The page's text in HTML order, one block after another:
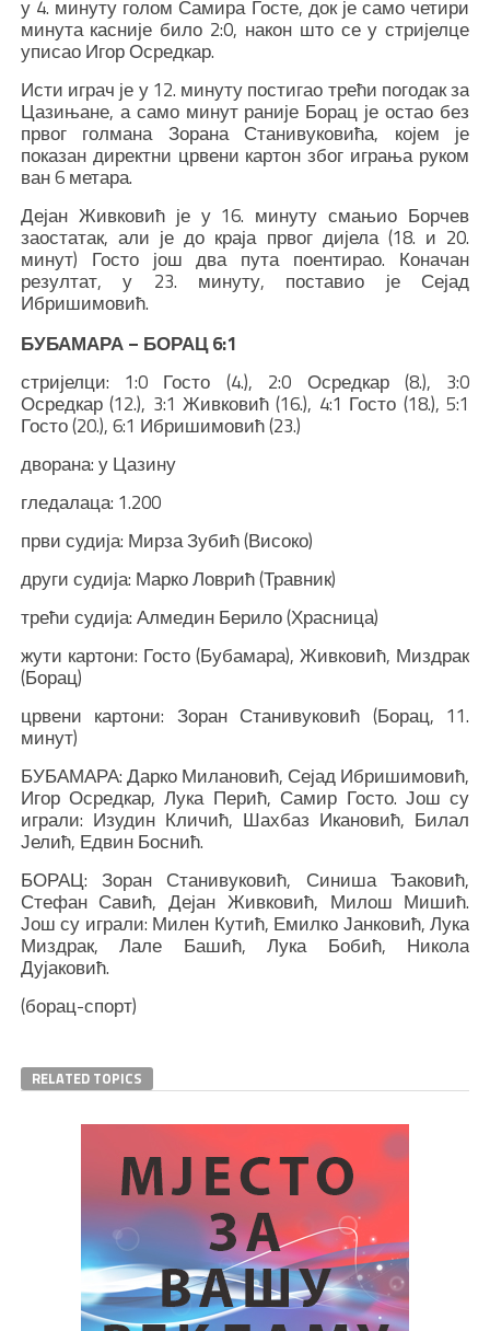
у 4. минуту голом Самира Госте, док је само четири
минута касније било 2:0, након што се у стријелце
уписао Игор Осредкар.
Исти играч је у 12. минуту постигао трећи погодак за
Цазињане, а само минут раније Борац је остао без
првог голмана Зорана Станивуковића, којем је
показан директни црвени картон због играња руком
ван 6 метара.
Дејан Живковић је у 16. минуту смањио Борчев
заостатак, али је до краја првог дијела (18. и 20.
минут) Госто још два пута поентирао. Коначан
резултат, у 23. минуту, поставио је Сејад
Ибришимовић.
БУБАМАРА – БОРАЦ 6:1
стријелци: 1:0 Госто (4.), 2:0 Осредкар (8.), 3:0
Осредкар (12.), 3:1 Живковић (16.), 4:1 Госто (18.), 5:1
Госто (20.), 6:1 Ибришимовић (23.)
дворана: у Цазину
гледалаца: 1.200
први судија: Мирза Зубић (Високо)
други судија: Марко Ловрић (Травник)
трећи судија: Алмедин Берило (Храсница)
жути картони: Госто (Бубамара), Живковић, Миздрак
(Борац)
црвени картони: Зоран Станивуковић (Борац, 11.
минут)
БУБАМАРА: Дарко Милановић, Сејад Ибришимовић,
Игор Осредкар, Лука Перић, Самир Госто. Још су
играли: Изудин Кличић, Шахбаз Икановић, Билал
Јелић, Едвин Боснић.
БОРАЦ: Зоран Станивуковић, Синиша Ђаковић,
Стефан Савић, Дејан Живковић, Милош Мишић.
Још су играли: Милен Кутић, Емилко Јанковић, Лука
Миздрак, Лале Башић, Лука Бобић, Никола
Дујаковић.
(борац-спорт)
RELATED TOPICS